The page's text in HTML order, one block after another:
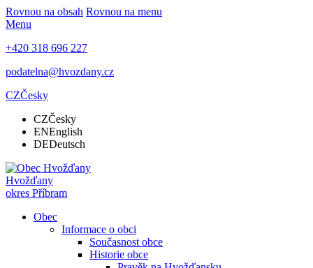
Rovnou na obsah Rovnou na menu
Menu
+420 318 696 227
podatelna@hvozdany.cz
CZČesky
CZČesky
ENEnglish
DEDeutsch
Hvožďany
okres Příbram
Obec
Informace o obci
Současnost obce
Historie obce